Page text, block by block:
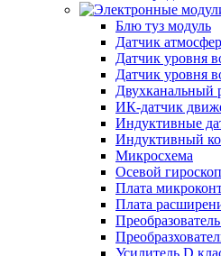
Блю туз модуль
Датчик
Датчик уровня
Датчик уровня
Двухканальный
ИК-датчик
Индуктивные
Индуктивный
Микросхема
Осевой
Плата
Плата
Усилитель D